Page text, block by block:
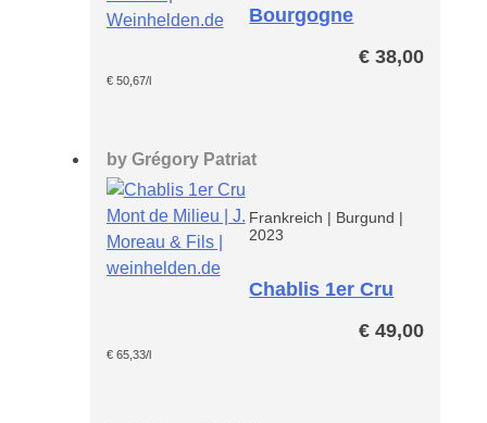
Bourgogne
de-Nuits Blanc*
€ 38,00
€50,67/l
by Grégory Patriat
Frankreich | Burgund |
2023
Chablis 1er Cru
€ 49,00
€65,33/l